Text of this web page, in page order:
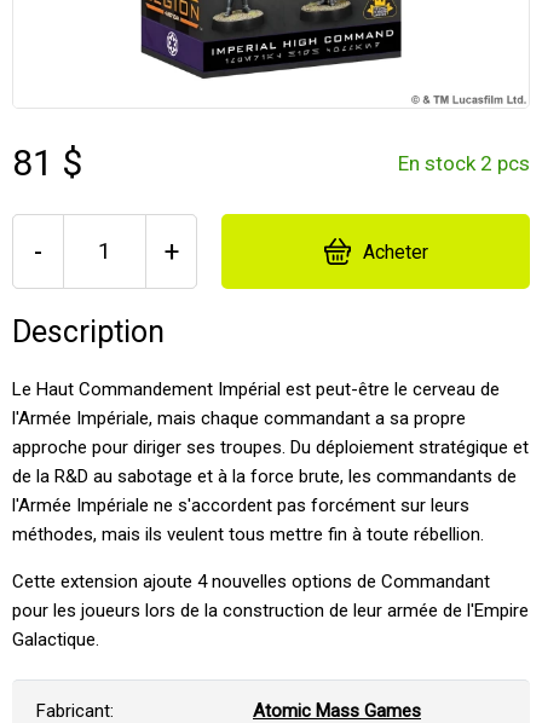
81 $ En stock 2 pcs
- + Acheter
Description
Le Haut Commandement Impérial est peut-être le cerveau de
l'Armée Impériale, mais chaque commandant a sa propre
approche pour diriger ses troupes. Du déploiement stratégique et
de la R&D au sabotage et à la force brute, les commandants de
l'Armée Impériale ne s'accordent pas forcément sur leurs
méthodes, mais ils veulent tous mettre fin à toute rébellion.
Cette extension ajoute 4 nouvelles options de Commandant
pour les joueurs lors de la construction de leur armée de l'Empire
Galactique.
Fabricant: Atomic Mass Games